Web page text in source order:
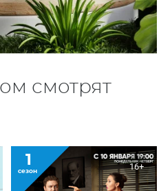
смотрят
1
сезон 16+